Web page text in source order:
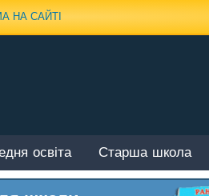
НА САЙТІ
освіта Старша школа